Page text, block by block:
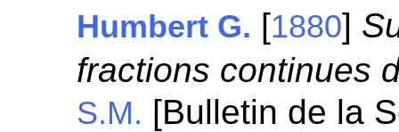
Humbert G. [1880]
fractions continues
S.M. [Bulletin de la